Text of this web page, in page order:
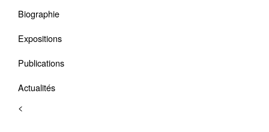
Biographie
Expositions
Publications
Actualités
<